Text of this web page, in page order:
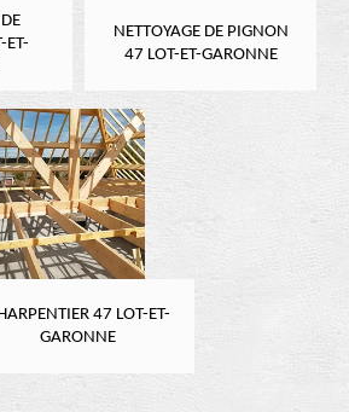
ET-
NETTOYAGE DE PIGNON
47 LOT-ET-GARONNE
47 LOT-ET-
GARONNE